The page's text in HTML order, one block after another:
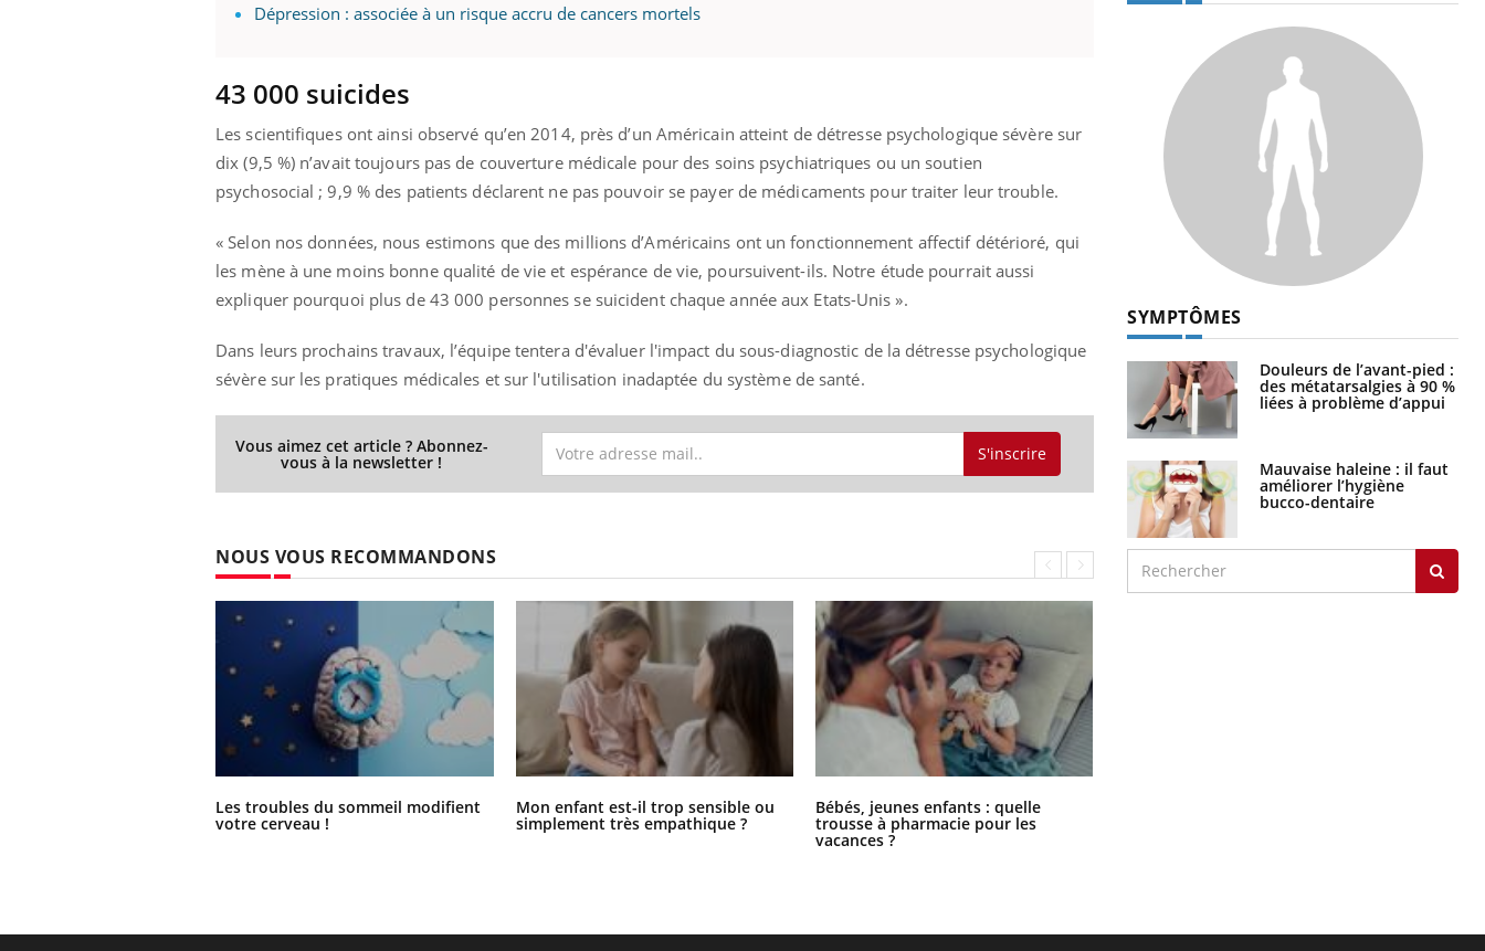
Dépression : associée à un risque accru de cancers mortels
43 000 suicides
Les scientifiques ont ainsi observé qu’en 2014, près d’un Américain atteint de détresse psychologique sévère sur
dix (9,5 %) n’avait toujours pas de couverture médicale pour des soins psychiatriques ou un soutien
psychosocial ; 9,9 % des patients déclarent ne pas pouvoir se payer de médicaments pour traiter leur trouble.
« Selon nos données, nous estimons que des millions d’Américains ont un fonctionnement affectif détérioré, qui
les mène à une moins bonne qualité de vie et espérance de vie, poursuivent-ils. Notre étude pourrait aussi
expliquer pourquoi plus de 43 000 personnes se suicident chaque année aux Etats-Unis ».
Dans leurs prochains travaux, l’équipe tentera d'évaluer l'impact du sous-diagnostic de la détresse psychologique
sévère sur les pratiques médicales et sur l'utilisation inadaptée du système de santé.
Vous aimez cet article ? Abonnez-
vous à la newsletter ! S'inscrire
NOUS VOUS RECOMMANDONS
Les troubles du sommeil modifient
votre cerveau !
Mon enfant est-il trop sensible ou
simplement très empathique ?
Bébés, jeunes enfants : quelle
trousse à pharmacie pour les
vacances ?
SYMPTÔMES
Douleurs de l’avant-pied :
des métatarsalgies à 90 %
liées à problème d’appui
Mauvaise haleine : il faut
améliorer l’hygiène
bucco-dentaire